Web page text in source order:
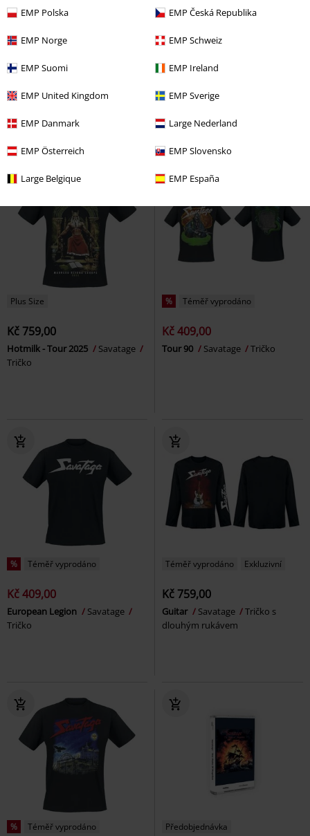
EMP Polska EMP Česká Republika
EMP Norge EMP Schweiz
EMP Suomi EMP Ireland
EMP United Kingdom EMP Sverige
EMP Danmark Large Nederland
EMP Österreich EMP Slovensko
Large Belgique EMP España
Téměř vyprodáno
Kč 549,00
% Téměř vyprodáno
Kč 469,00
Tričko
Plus Size
Kč 759,00
Hotmilk - Tour 2025
Savatage
Tričko
% Téměř vyprodáno
Kč 409,00
Tour 90 Savatage Tričko
% Téměř vyprodáno
Kč 409,00
European Legion
Savatage
Tričko
Téměř vyprodáno Exkluzivní
Kč 759,00
Guitar Savatage
Tričko s
dlouhým rukávem
% Téměř vyprodáno Předobjednávka